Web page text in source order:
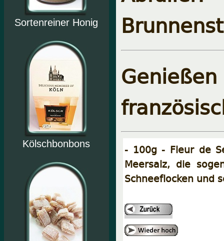
Sortenreiner Honig
Kölschbonbons
- 100g - Fleur de
Meersalz, die
Schneeflocken und